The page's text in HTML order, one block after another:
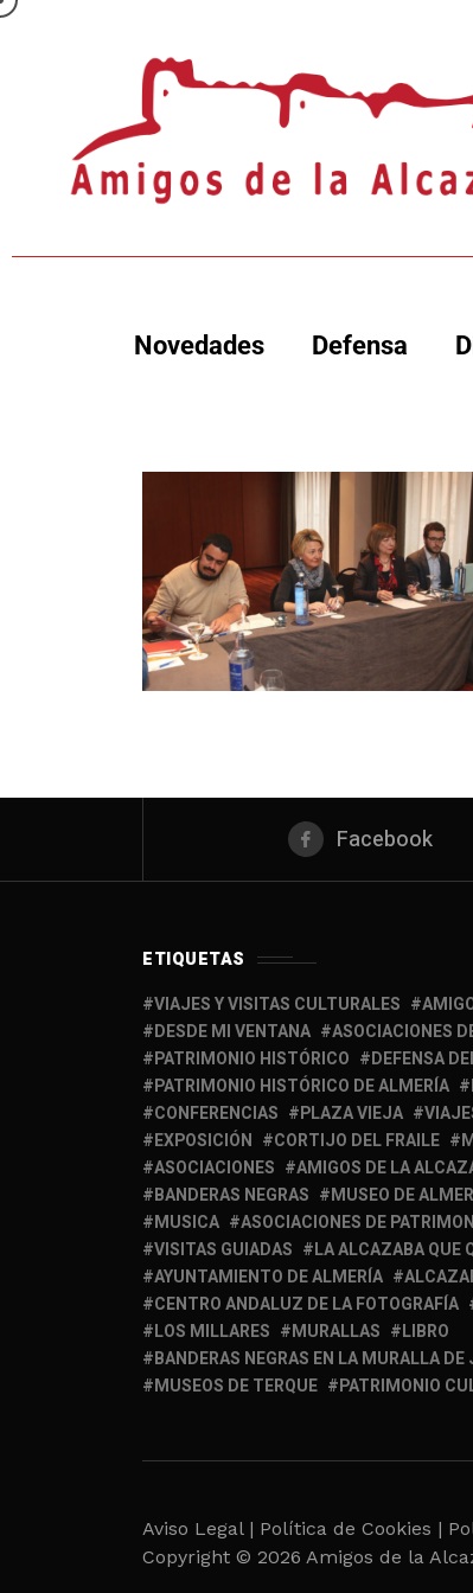
Novedades Defensa
Facebook
ETIQUETAS
VIAJES Y VISITAS CULTURALES
DESDE MI VENTANA
ASOCIACIONES
PATRIMONIO HISTÓRICO
DEFENSA
PATRIMONIO HISTÓRICO DE ALMERÍA
CONFERENCIAS
PLAZA VIEJA
EXPOSICIÓN
CORTIJO DEL FRAILE
ASOCIACIONES
AMIGOS DE LA
BANDERAS NEGRAS
MUSEO DE
MUSICA
ASOCIACIONES DE
VISITAS GUIADAS
LA ALCAZABA QUE
AYUNTAMIENTO DE ALMERÍA
CENTRO ANDALUZ DE LA FOTOGRAFÍA
LOS MILLARES
MURALLAS
LIBRO
BANDERAS NEGRAS EN LA MURALLA DE
MUSEOS DE TERQUE
PATRIMONIO
Aviso Legal | Política de Cookies |
Copyright © 2026 Amigos de la